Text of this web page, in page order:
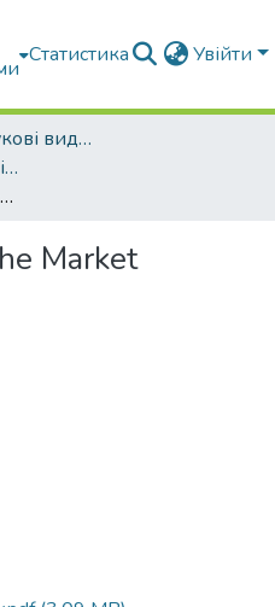
Статистика Увійти
Навчальні та наукові видання
Підручники та навчальні посібники
The Company in the Market Environment
Market